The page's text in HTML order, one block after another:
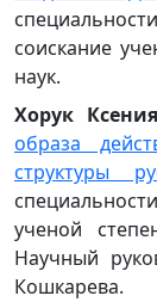
соискание
наук.
Хорук
образа
структуры
ученой
Научный
Кошкарева.